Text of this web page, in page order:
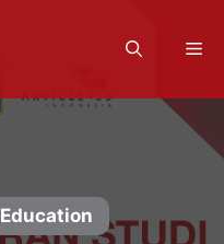
Education